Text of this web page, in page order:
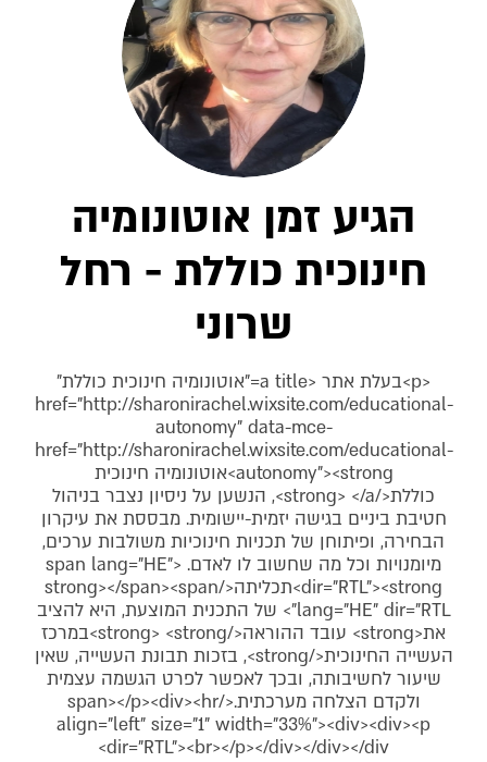
הגיע זמן אוטונומיה
חינוכית כוללת - רחל
שרוני
<p>בעלת אתר <a title="אוטונומיה חינוכית כוללת"
href="http://sharonirachel.wixsite.com/educational-
autonomy" data-mce-
href="http://sharonirachel.wixsite.com/educational-
autonomy"><strong>אוטונומיה חינוכית
כוללת</strong> </a>, הנשען על ניסיון נצבר בניהול
חטיבת ביניים בגישה יזמית-יישומית. מבססת את עיקרון
הבחירה, ופיתוחן של תכניות חינוכיות משולבות ערכים,
מיומנויות וכל מה שחשוב לו לאדם. <span lang="HE"
dir="RTL"><strong>תכליתה</strong></span><span
lang="HE" dir="RTL"> של התכנית המוצעת, היא להציב
את<strong> עובד ההוראה</strong> <strong>במרכז
העשייה החינוכית</strong>, בזכות תבונת העשייה, שאין
שיעור לחשיבותה, ובכך לאפשר לפרט הגשמה עצמית
ולקדם הצלחה מערכתית.</span></p><div><hr
align="left" size="1" width="33%"><div><div><p
dir="RTL"><br></p></div></div></div>